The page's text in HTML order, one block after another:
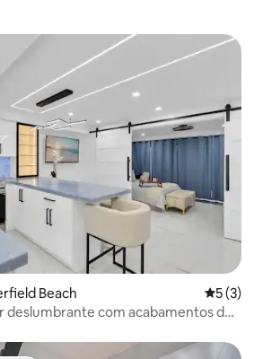
Beach 5 de
5 (3)
deslumbrante com acabamentos de